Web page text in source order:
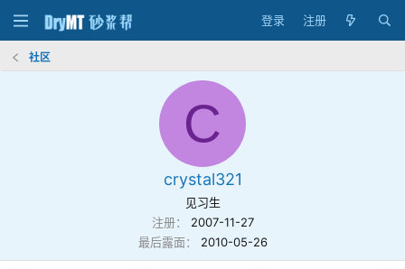
登录 注册
社区
C
crystal321
见习生
注册
2007-11-27
最后露面
2010-05-26